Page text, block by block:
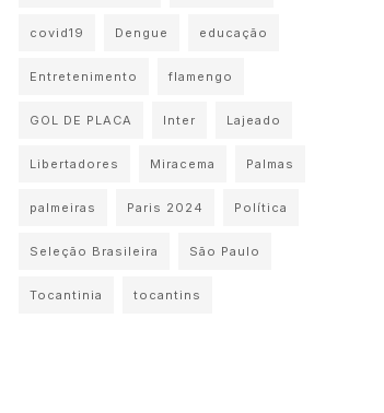
covid19 Dengue educação
Entretenimento flamengo
GOL DE PLACA Inter Lajeado
Libertadores Miracema Palmas
palmeiras Paris 2024 Política
Seleção Brasileira São Paulo
Tocantinia tocantins